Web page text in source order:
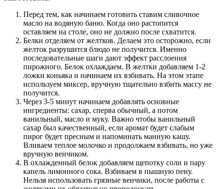
Перед тем, как начинаем готовить ставим сливочное
масло на водяную баню. Когда оно растопится
оставляем на столе, оно не должно после схватится.
Белки отделяем от желтков. Делаем это осторожно, если
желток разрушится блюдо не получится. Именно
последовательные шаги дают эффект расслоения
пирожного. Белок охлаждаем. В желтки добавляем 1-2
ложки коньяка и начинаем их взбивать. На этом этапе
используем миксер, вручную тщательно взбить массу не
получится.
Через 3-5 минут начинаем добавлять основные
ингредиенты: сахар, сперва обычный, а потом
ванильный, масло и муку. Важно чтобы ванильный
сахар был качественный, если аромат будет слабым
пирог будет пресным и напоминать манную кашу.
Вливаем теплое молочко и продолжаем взбивать, но уже
вручную венчиком.
В охлажденный белок добавляем щепотку соли и пару
капель лимонного сока. Взбиваем в пышную пену.
Нельзя использовать грязные венчики, после работы с